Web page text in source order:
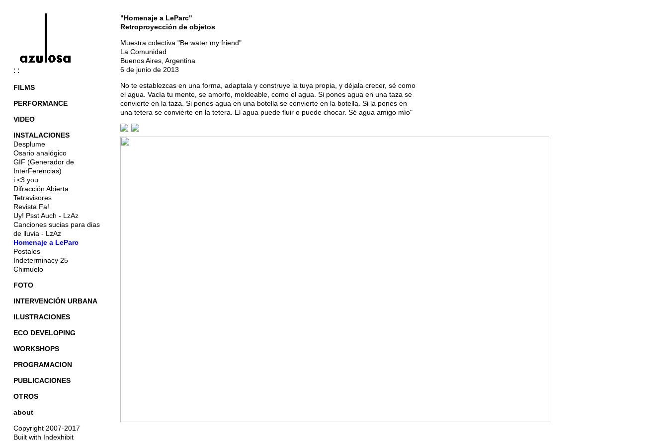
: :
FILMS
PERFORMANCE
VIDEO
INSTALACIONES
Desplume
Osario analógico
GIF (Generador de
InterFerencias)
i <3 you
Difracción Abierta
Tetravisores
Revista Fa!
Uy! Psst Auch - LzAz
Canciones sucias para dias
de lluvia - LzAz
Homenaje a LeParc
Postales
Indeterminacy 25
Chimuelo
FOTO
INTERVENCIÓN URBANA
ILUSTRACIONES
ECO DEVELOPING
WORKSHOPS
PROGRAMACION
PUBLICACIONES
OTROS
about
Copyright 2007-2017
Built with Indexhibit
"Homenaje a LeParc"
Retroproyección de objetos
Muestra colectiva "Be water my friend"
La Comunidad
Buenos Aires, Argentina
6 de junio de 2013
No te establezcas en una forma, adaptala y construye la tuya propia, y déjala crecer, sé como
el agua. Vacía tu mente, se amorfo, moldeable, como el agua. Si pones agua en una taza se
convierte en la taza. Si pones agua en una botella se convierte en la botella. Si la pones en
una tetera se convierte en la tetera. El agua puede fluir o puede chocar. Sé agua amigo mío"